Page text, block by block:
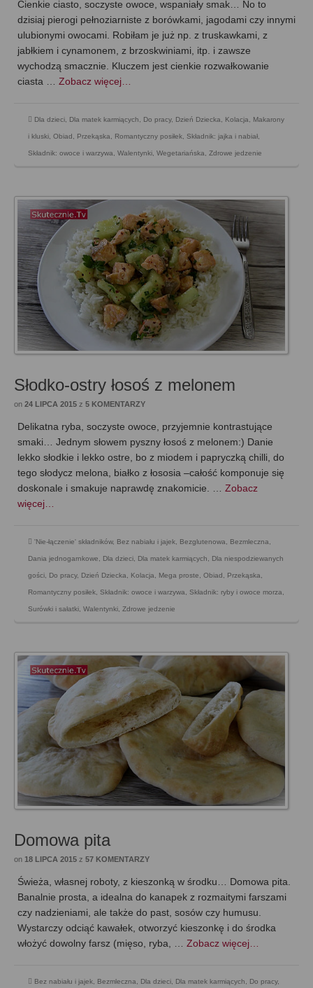
Cienkie ciasto, soczyste owoce, wspaniały smak… No to
dzisiaj pierogi pełnoziarniste z borówkami, jagodami czy innymi
ulubionymi owocami. Robiłam je już np. z truskawkami, z
jabłkiem i cynamonem, z brzoskwiniami, itp. i zawsze
wychodzą smacznie. Kluczem jest cienkie rozwałkowanie
ciasta … Zobacz więcej…
Dla dzieci, Dla matek karmiących, Do pracy, Dzień Dziecka, Kolacja, Makarony
i kluski, Obiad , Przekąska, Romantyczny posiłek, Składnik: jajka i nabiał,
Składnik: owoce i warzywa, Walentynki, Wegetariańska, Zdrowe jedzenie
Słodko-ostry łosoś z melonem
on 24 LIPCA 2015 z 5 KOMENTARZY
Delikatna ryba, soczyste owoce, przyjemnie kontrastujące
smaki… Jednym słowem pyszny łosoś z melonem:) Danie
lekko słodkie i lekko ostre, bo z miodem i papryczką chilli, do
tego słodycz melona, białko z łososia –całość komponuje się
doskonale i smakuje naprawdę znakomicie. … Zobacz
więcej…
'Nie-łączenie' składników, Bez nabiału i jajek Bezglutenowa Bezmleczna
Dania jednogarnkowe Dla dzieci Dla matek karmiących Dla niespodziewanych
gości Do pracy, Dzień Dziecka Kolacja Mega proste Obiad Przekąska
Romantyczny posiłek Składnik: owoce i warzywa Składnik: ryby i owoce morza
Surówki i sałatki Walentynki Zdrowe jedzenie
Domowa pita
on 18 LIPCA 2015 z 57 KOMENTARZY
Świeża, własnej roboty, z kieszonką w środku… Domowa pita.
Banalnie prosta, a idealna do kanapek z rozmaitymi farszami
czy nadzieniami, ale także do past, sosów czy humusu.
Wystarczy odciąć kawałek, otworzyć kieszonkę i do środka
włożyć dowolny farsz (mięso, ryba, … Zobacz więcej…
Bez nabiału i jajek Bezmleczna Dla dzieci Dla matek karmiących Do pracy,